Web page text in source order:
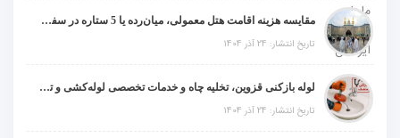
مقایسه هزینه اقامت هتل معمولی، میان‌رده یا 5 ستاره در سفر زیارتی عراق
تاریخ انتشار: 24 آذر 1404
لوله بازکنی قزوین، تخلیه چاه و خدمات تخصصی لوله‌کشی و تشخیص ترکیدگی
تاریخ انتشار: 24 آذر 1404